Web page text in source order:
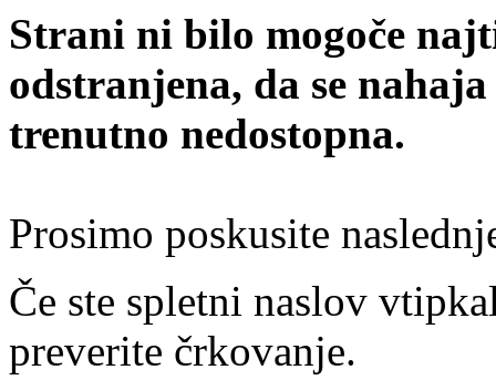
Strani ni bilo mogoče
odstranjena, da se
trenutno nedostopna.
Prosimo poskusite
Če ste spletni naslov
preverite črkovanje.